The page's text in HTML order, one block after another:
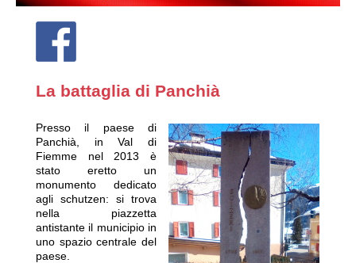
La battaglia di Panchià
Presso il paese di
Panchià, in Val di
Fiemme nel 2013 è
stato eretto un
monumento dedicato
agli schutzen: si trova
nella piazzetta
antistante il municipio in
uno spazio centrale del
paese.